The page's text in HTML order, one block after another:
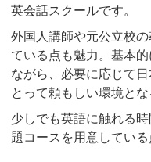
英会話スクールです。
外国人講師や元公立校
ている点も魅力。基本
ながら、必要に応じて
とって頼もしい環境とな
少しでも英語に触れる
題コースを用意してい